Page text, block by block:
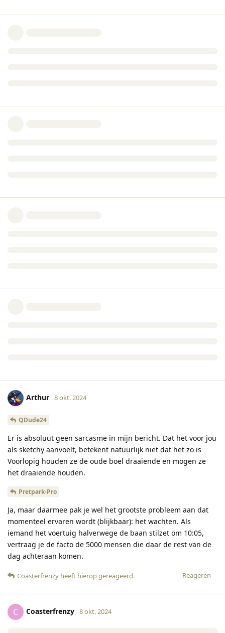
Arthur 8 okt. 2024
QDude24
Er is absoluut geen sarcasme in mijn bericht. Dat het voor jou
als sketchy aanvoelt, betekent natuurlijk niet dat het zo is
Voorlopig houden ze de oude boel draaiende en mogen ze
het draaiende houden.
Pretpark-Pro
Ja, maar daarmee pak je wel het grootste probleem aan dat
momenteel ervaren wordt (blijkbaar): het wachten. Als
iemand het voertuig halverwege de baan stilzet om 10:05,
vertraag je de facto de 5000 mensen die daar de rest van de
dag achteraan komen.
Reageren
Coasterfrenzy heeft hierop gereageerd.
C Coasterfrenzy 8 okt. 2024